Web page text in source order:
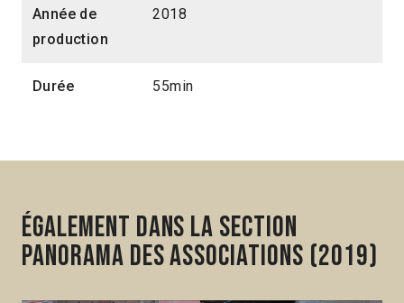
Année de
production
2018
Durée 55min
Également dans la section
Panorama des associations (2019)